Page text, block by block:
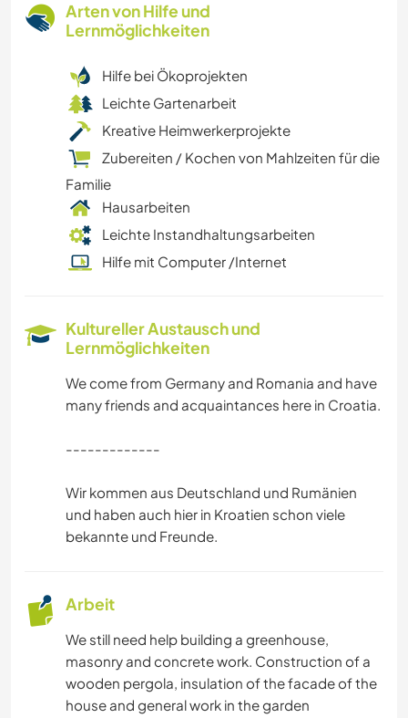
Arten von Hilfe und
Lernmöglichkeiten
Hilfe bei Ökoprojekten
Leichte Gartenarbeit
Kreative Heimwerkerprojekte
Zubereiten / Kochen von Mahlzeiten für die
Familie
Hausarbeiten
Leichte Instandhaltungsarbeiten
Hilfe mit Computer /Internet
Kultureller Austausch und
Lernmöglichkeiten
We come from Germany and Romania and have
many friends and acquaintances here in Croatia.
-------------
Wir kommen aus Deutschland und Rumänien
und haben auch hier in Kroatien schon viele
bekannte und Freunde.
Arbeit
We still need help building a greenhouse,
masonry and concrete work. Construction of a
wooden pergola, insulation of the facade of the
house and general work in the garden